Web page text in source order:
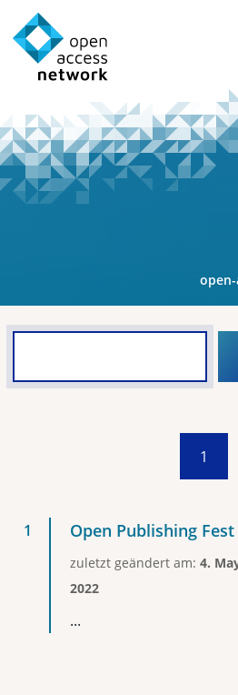
1
Open Publishing Fest
zuletzt geändert am: 4.
2022
...